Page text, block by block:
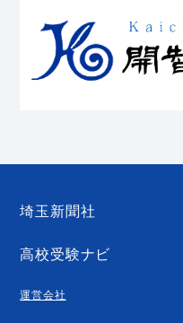
埼玉新聞社
高校受験ナビ
運営会社